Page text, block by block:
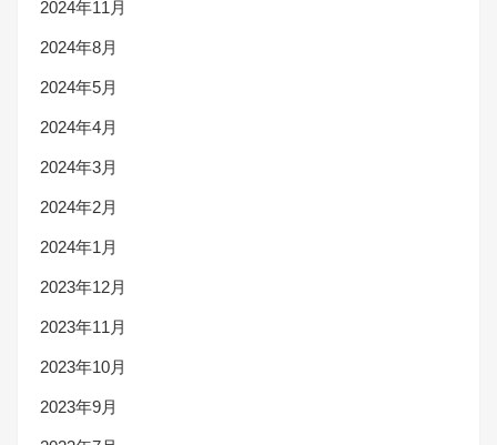
2024年11月
2024年8月
2024年5月
2024年4月
2024年3月
2024年2月
2024年1月
2023年12月
2023年11月
2023年10月
2023年9月